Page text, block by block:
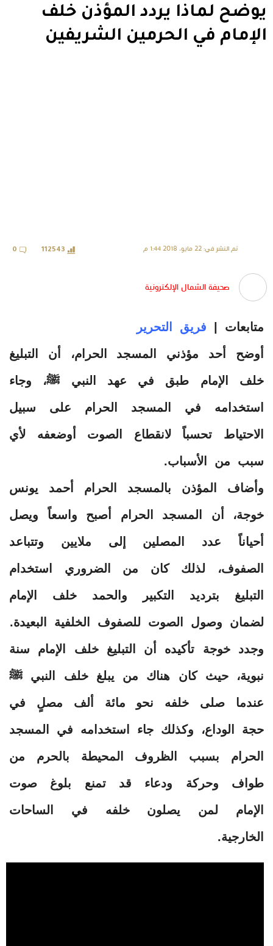
يوضح لماذا يردد المؤذن خلف
الإمام في الحرمين الشريفين
تم النشر في: 22 مايو، 2018 1:44 م 112543
0
صحيفة الشمال الإلكترونية
متابعات | فريق التحرير
أوضح أحد مؤذني المسجد الحرام، أن التبليغ
خلف الإمام طبق في عهد النبي ﷺ، وجاء
استخدامه في المسجد الحرام على سبيل
الاحتياط تحسباً لانقطاع الصوت أوضعفه لأي
سبب من الأسباب.
وأضاف المؤذن بالمسجد الحرام أحمد يونس
خوجة، أن المسجد الحرام أصبح واسعاً ويصل
أحياناً عدد المصلين إلى ملايين وتتباعد
الصفوف، لذلك كان من الضروري استخدام
التبليغ بترديد التكبير والحمد خلف الإمام
لضمان وصول الصوت للصفوف الخلفية البعيدة.
وجدد خوجة تأكيده أن التبليغ خلف الإمام سنة
نبوية، حيث كان هناك من يبلغ خلف النبي ﷺ
عندما صلى خلفه نحو مائة ألف مصلٍ في
حجة الوداع، وكذلك جاء استخدامه في المسجد
الحرام بسبب الظروف المحيطة بالحرم من
طواف وحركة ودعاء قد تمنع بلوغ صوت
الإمام لمن يصلون خلفه في الساحات
الخارجية.